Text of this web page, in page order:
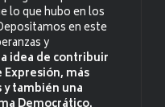
lo que hubo en los
en este
y
idea de contribuir
más
y también una